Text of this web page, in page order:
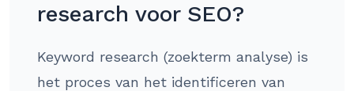
research voor SEO?
Keyword research (zoekterm analyse) is
het proces van het identificeren van